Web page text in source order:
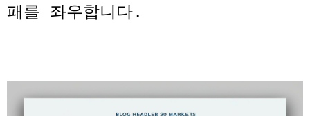
패를 좌우합니다.